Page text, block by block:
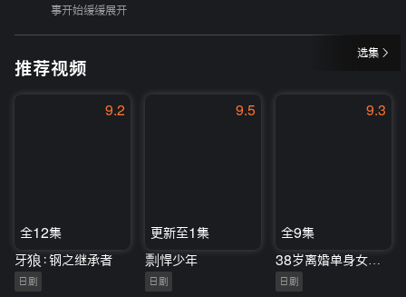
事开始缓缓展开
选集
推荐视频
9.2
全12集
牙狼：钢之继承者
日剧
9.5
更新至1集
剽悍少年
日剧
9.3
全9集
日剧